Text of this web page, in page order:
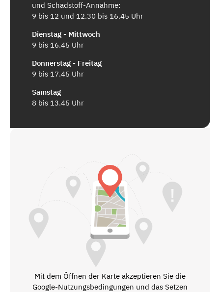
und Schadstoff-Annahme:
9 bis 12 und 12.30 bis 16.45 Uhr
Dienstag - Mittwoch
9 bis 16.45 Uhr
Donnerstag - Freitag
9 bis 17.45 Uhr
Samstag
8 bis 13.45 Uhr
Mit dem Öffnen der Karte akzeptieren Sie die
Google-Nutzungsbedingungen und das Setzen